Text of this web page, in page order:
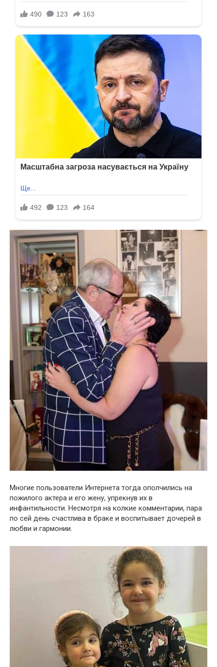
Многие пользователи Интернета тогда ополчились на
пожилого актера и его жену, упрекнув их в
инфантильности. Несмотря на колкие комментарии, пара
по сей день счастлива в браке и воспитывает дочерей в
любви и гармонии.